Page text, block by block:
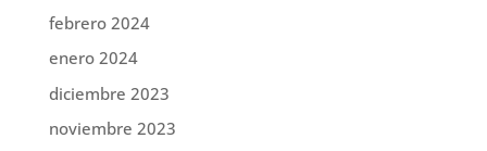
febrero 2024
enero 2024
diciembre 2023
noviembre 2023